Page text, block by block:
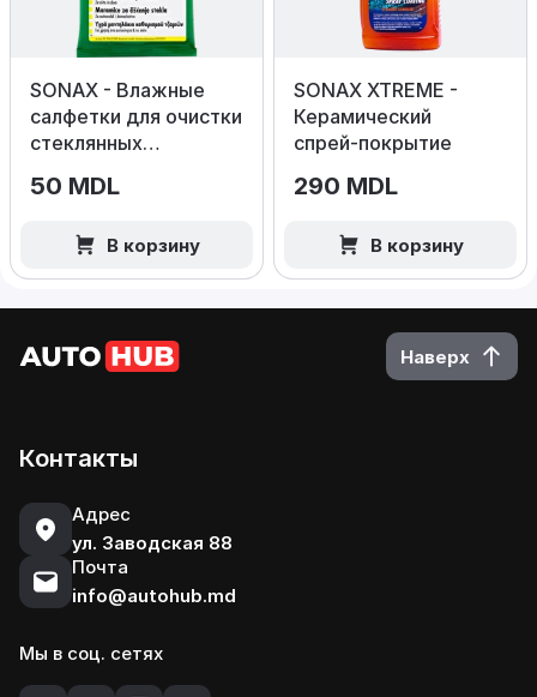
SONAX - Влажные
салфетки для очистки
стеклянных
50 MDL
В корзину
SONAX XTREME -
Керамический
спрей‑покрытие
290 MDL
В корзину
Наверх
Контакты
Адрес
ул. Заводская 88
Почта
info@autohub.md
Мы в соц. сетях